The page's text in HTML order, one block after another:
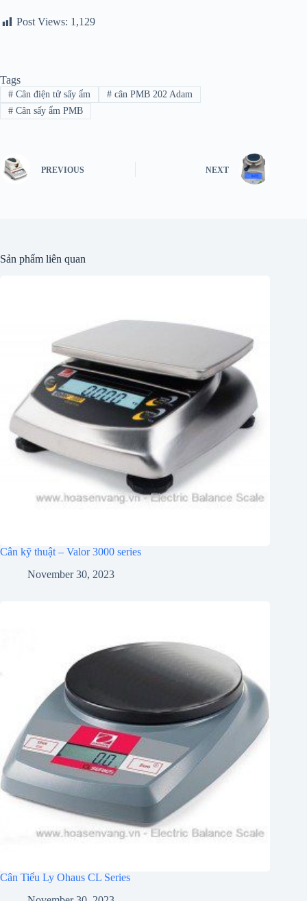
Post Views: 1,129
Tags
#Cân điện tử sấy ẩm #cân PMB 202 Adam
#Cân sấy ẩm PMB
PREVIOUS NEXT
Sản phẩm liên quan
Cân kỹ thuật – Valor 3000 series
November 30, 2023
Cân Tiểu Ly Ohaus CL Series